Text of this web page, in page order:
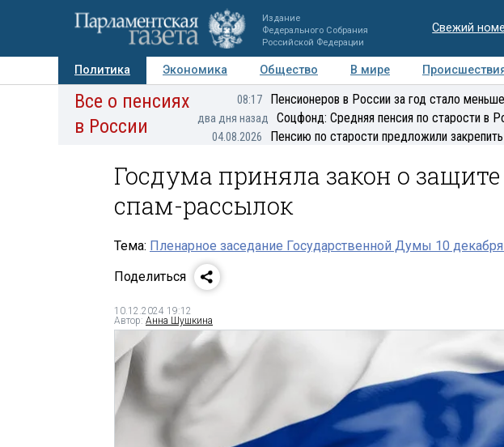
Издание
Федерального Собрания
Российской Федерации
Свежий
Политика Экономика Общество В мире
Авторы Персоны Мнения Регионы Медиацентр
Все о пенсиях
в России
08:17 Пенсионеров в России за год стало
два дня назад Соцфонд: Средняя пенсия по старости в
04.08.2026 Пенсию по старости предложили
Госдума приняла закон о
спам-рассылок
Тема: Пленарное заседание Государственной Думы 10
Поделиться
10.12.2024 19:12
Автор: Анна Шушкина